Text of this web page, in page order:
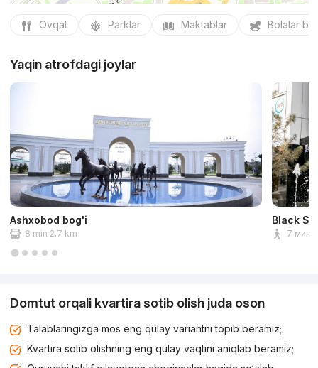
Ovqat Parklar Maktablar Bolalar
Yaqin atrofdagi joylar
Ashxobod bog'i
8 min 2.7 km
Black
7 мин
Domtut orqali kvartira sotib olish juda oson
Talablaringizga mos eng qulay variantni topib beramiz;
Kvartira sotib olishning eng qulay vaqtini aniqlab beramiz;